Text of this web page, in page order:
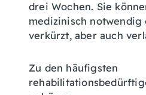
drei Wochen. Sie
medizinisch notwendig
verkürzt, aber auch
Zu den häufigsten